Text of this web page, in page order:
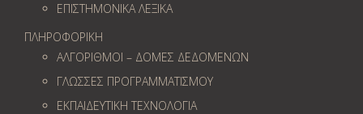
ΕΠΙΣΤΗΜΟΝΙΚΑ ΛΕΞΙΚΑ
ΠΛΗΡΟΦΟΡΙΚΗ
ΑΛΓΟΡΙΘΜΟΙ – ΔΟΜΕΣ ΔΕΔΟΜΕΝΩΝ
ΓΛΩΣΣΕΣ ΠΡΟΓΡΑΜΜΑΤΙΣΜΟΥ
ΕΚΠΑΙΔΕΥΤΙΚΗ ΤΕΧΝΟΛΟΓΙΑ